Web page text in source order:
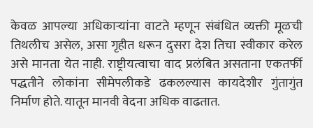
केवळ आपल्या अधिकाऱ्यांना वाटते म्हणून संबंधित व्यक्ती मूळची
तिथलीच असेल, असा गृहीत धरून दुसरा देश तिचा स्वीकार करेल
असे मानता येत नाही. राष्ट्रीयत्वाचा वाद प्रलंबित असताना एकतर्फी
पद्धतीने लोकांना सीमेपलीकडे ढकलल्यास कायदेशीर गुंतागुंत
निर्माण होते. यातून मानवी वेदना अधिक वाढतात.